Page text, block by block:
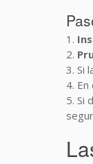
1.
2.
3. Si
4.
5. Si